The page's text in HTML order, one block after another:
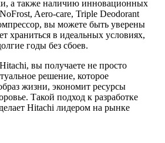
а также наличию инновационных
Aero-care, Triple Deodorant
вы можете быть уверены
храниться в идеальных условиях,
годы без сбоев.
вы получаете не просто
решение, которое
жизни, экономит ресурсы
Такой подход к разработке
Hitachi лидером на рынке